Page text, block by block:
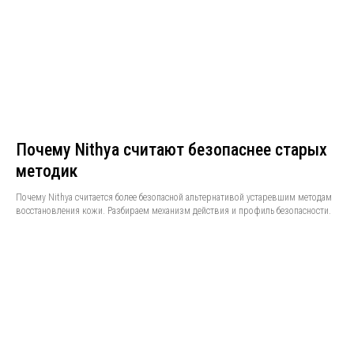
Почему Nithya считают безопаснее старых
методик
Почему Nithya считается более безопасной альтернативой устаревшим методам
восстановления кожи. Разбираем механизм действия и профиль безопасности.